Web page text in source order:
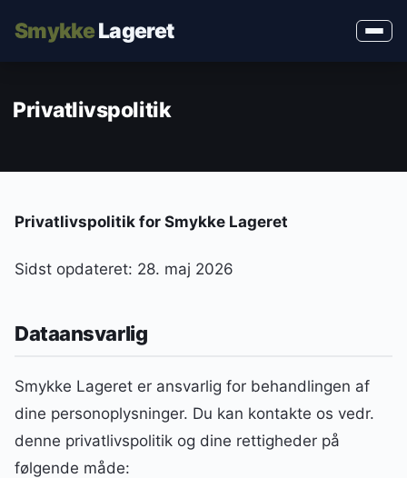
SmykkeLageret
Privatlivspolitik
Privatlivspolitik for Smykke Lageret
Sidst opdateret: 28. maj 2026
Dataansvarlig
Smykke Lageret er ansvarlig for behandlingen af
dine personoplysninger. Du kan kontakte os vedr.
denne privatlivspolitik og dine rettigheder på
følgende måde: